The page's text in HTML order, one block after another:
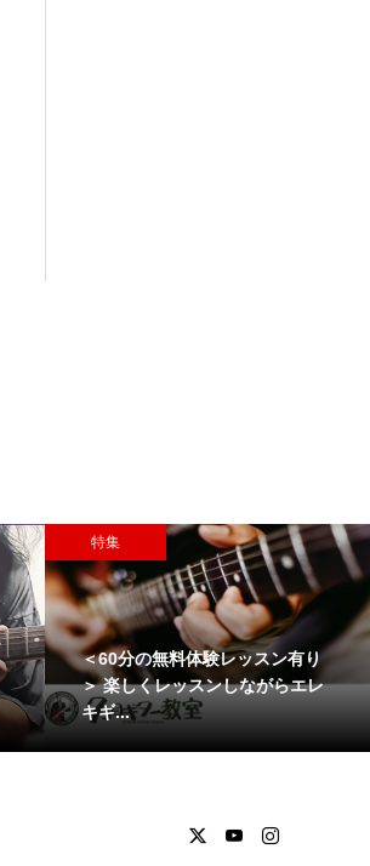
特集
＜60分の無料体験レッスン有り
＞ 楽しくレッスンしながらエレ
キギ...